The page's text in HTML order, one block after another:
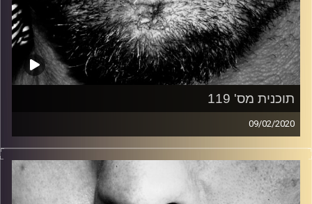
תוכנית מס' 119
09/02/2020
זיפים, מוזיקה מחוספסת של הופעות חיות. הרבה ג'אם, רוק,
בלוז, bluegrass, ג'אז, Fאנק, פרוגרסיב ואפילו אלקטרוניקה.
כל מה שחי, אמיתי ונושם.
עם שמוליק רגב.